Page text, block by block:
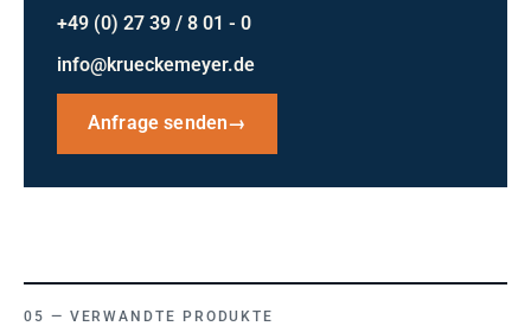
+49 (0) 27 39 / 8 01 - 0
info@krueckemeyer.de
Anfrage senden→
VERWANDTE PRODUKTE